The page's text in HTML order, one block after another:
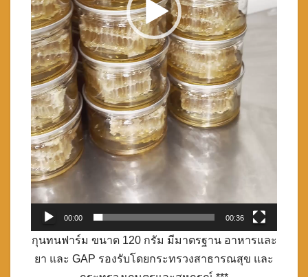
00:00 00:36
กุนทนฟาร์ม ขนาด 120 กรัม มีมาตรฐาน อาหารและ
ยา และ GAP รองรับโดยกระทรวงสาธารณสุข และ